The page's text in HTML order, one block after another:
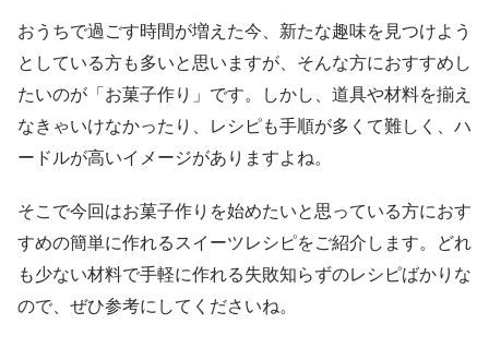
おうちで過ごす時間が増えた今、新たな趣味を見つけよう
としている方も多いと思いますが、そんな方におすすめし
たいのが「お菓子作り」です。しかし、道具や材料を揃え
なきゃいけなかったり、レシピも手順が多くて難しく、ハ
ードルが高いイメージがありますよね。
そこで今回はお菓子作りを始めたいと思っている方におす
すめの簡単に作れるスイーツレシピをご紹介します。どれ
も少ない材料で手軽に作れる失敗知らずのレシピばかりな
ので、ぜひ参考にしてくださいね。